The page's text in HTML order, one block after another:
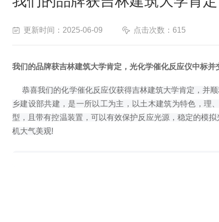
更新时间：2025-06-09 点击次数：615
我们的品牌获吉林建筑大学肯定，光化学催化反应仪中标并
恭喜我们的化学催化反应仪获得吉林建筑大学肯定，并
乡建设部共建，是一所以工为主，以土木建筑为特色，理
型，且带有控温装置，可以有效保护反应光源，稳定的模
机大气美观!